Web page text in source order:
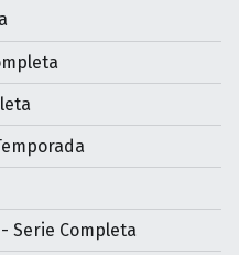
Serie Completa